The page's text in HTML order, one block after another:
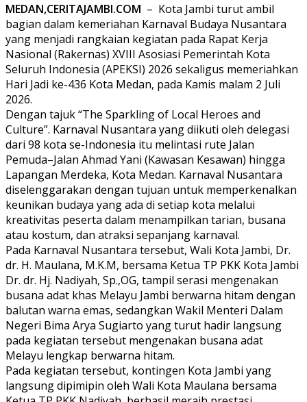
MEDAN,CERITAJAMBI.COM – Kota Jambi turut ambil
bagian dalam kemeriahan Karnaval Budaya Nusantara
yang menjadi rangkaian kegiatan pada Rapat Kerja
Nasional (Rakernas) XVIII Asosiasi Pemerintah Kota
Seluruh Indonesia (APEKSI) 2026 sekaligus memeriahkan
Hari Jadi ke-436 Kota Medan, pada Kamis malam 2 Juli
2026.
Dengan tajuk “The Sparkling of Local Heroes and
Culture”. Karnaval Nusantara yang diikuti oleh delegasi
dari 98 kota se-Indonesia itu melintasi rute Jalan
Pemuda–Jalan Ahmad Yani (Kawasan Kesawan) hingga
Lapangan Merdeka, Kota Medan. Karnaval Nusantara
diselenggarakan dengan tujuan untuk memperkenalkan
keunikan budaya yang ada di setiap kota melalui
kreativitas peserta dalam menampilkan tarian, busana
atau kostum, dan atraksi sepanjang karnaval.
Pada Karnaval Nusantara tersebut, Wali Kota Jambi, Dr.
dr. H. Maulana, M.K.M, bersama Ketua TP PKK Kota Jambi
Dr. dr. Hj. Nadiyah, Sp.,OG, tampil serasi mengenakan
busana adat khas Melayu Jambi berwarna hitam dengan
balutan warna emas, sedangkan Wakil Menteri Dalam
Negeri Bima Arya Sugiarto yang turut hadir langsung
pada kegiatan tersebut mengenakan busana adat
Melayu lengkap berwarna hitam.
Pada kegiatan tersebut, kontingen Kota Jambi yang
langsung dipimipin oleh Wali Kota Maulana bersama